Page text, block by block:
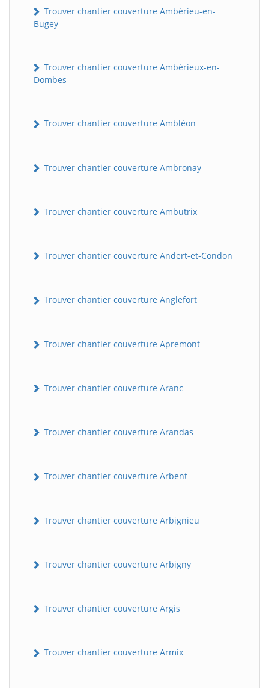
Trouver chantier couverture Ambérieu-en-
Bugey
Trouver chantier couverture Ambérieux-en-
Dombes
Trouver chantier couverture Ambléon
Trouver chantier couverture Ambronay
Trouver chantier couverture Ambutrix
Trouver chantier couverture Andert-et-Condon
Trouver chantier couverture Anglefort
Trouver chantier couverture Apremont
Trouver chantier couverture Aranc
Trouver chantier couverture Arandas
Trouver chantier couverture Arbent
Trouver chantier couverture Arbignieu
Trouver chantier couverture Arbigny
Trouver chantier couverture Argis
Trouver chantier couverture Armix